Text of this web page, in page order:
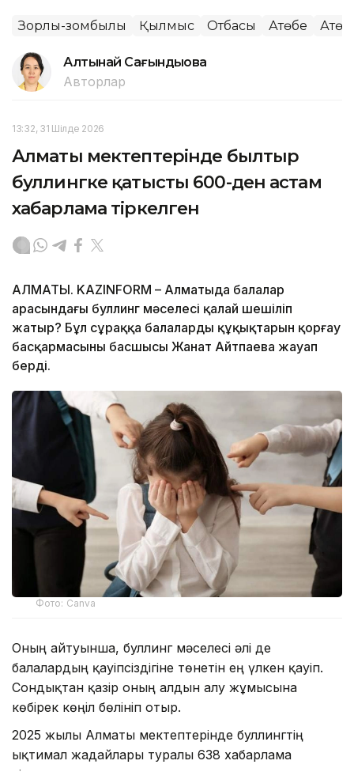
Зорлық-зомбылық Қылмыс Отбасы Ақтөбе
Алтынай Сағындықова
Авторлар
13:32, 31 Шілде 2026
Алматы мектептерінде былтыр
буллингке қатысты 600-ден астам
хабарлама тіркелген
АЛМАТЫ. KAZINFORM – Алматыда балалар
арасындағы буллинг мәселесі қалай шешіліп
жатыр? Бұл сұраққа балалардың құқықтарын қорғау
басқармасының басшысы Жанат Айтпаева жауап
берді.
Фото: Canva
Оның айтуынша, буллинг мәселесі әлі де
балалардың қауіпсіздігіне төнетін ең үлкен қауіп.
Сондықтан қазір оның алдын алу жұмысына
көбірек көңіл бөлініп отыр.
2025 жылы Алматы мектептерінде буллингтің
ықтимал жағдайлары туралы 638 хабарлама